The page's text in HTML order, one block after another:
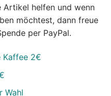
Artikel helfen und wenn
möchtest, dann freue
per PayPal.
Kaffee 2€
Wahl